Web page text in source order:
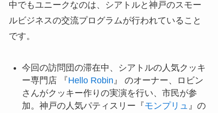
中でもユニークなのは、シアトルと神戸のスモー
ルビジネスの交流プログラムが行われていること
です。
今回の訪問団の滞在中、シアトルの人気クッキ
ー専門店 『Hello Robin』 のオーナー、ロビン
さんがクッキー作りの実演を行い、市民が参
加。神戸の人気パティスリー『モンプリュ 』の